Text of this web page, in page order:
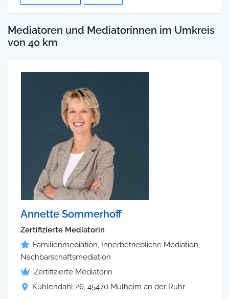
Mediatoren und Mediatorinnen im Umkreis
von 40 km
Annette Sommerhoff
Zertifizierte Mediatorin
Familienmediation, Innerbetriebliche Mediation,
Nachbarschaftsmediation
Zertifizierte Mediatorin
Kuhlendahl 26, 45470 Mülheim an der Ruhr